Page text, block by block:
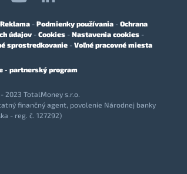
Reklama - Podmienky používania - Ochrana
údajov - Cookies - Nastavenia cookies -
sprostredkovanie - Voľné pracovné miesta
- partnerský program
2023 TotalMoney s.r.o.
finančný agent, povolenie Národnej banky
- reg. č. 127292)